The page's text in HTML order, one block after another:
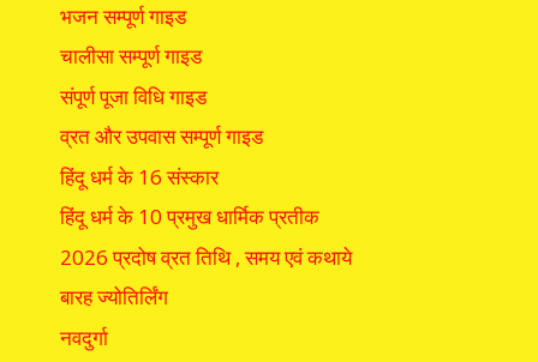
भजन सम्पूर्ण गाइड
चालीसा सम्पूर्ण गाइड
संपूर्ण पूजा विधि गाइड
व्रत और उपवास सम्पूर्ण गाइड
हिंदू धर्म के 16 संस्कार
हिंदू धर्म के 10 प्रमुख धार्मिक प्रतीक
2026 प्रदोष व्रत तिथि , समय एवं कथाये
बारह ज्योतिर्लिंग
नवदुर्गा